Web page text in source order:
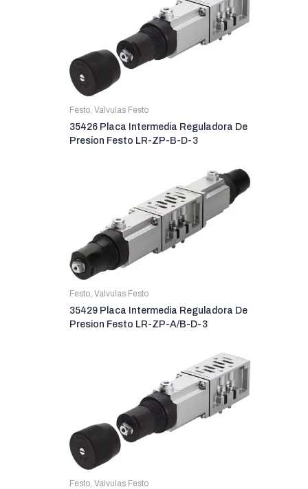
Festo, Valvulas Festo
35426 Placa Intermedia Reguladora De
Presion Festo LR-ZP-B-D-3
Festo, Valvulas Festo
35429 Placa Intermedia Reguladora De
Presion Festo LR-ZP-A/B-D-3
Festo, Valvulas Festo